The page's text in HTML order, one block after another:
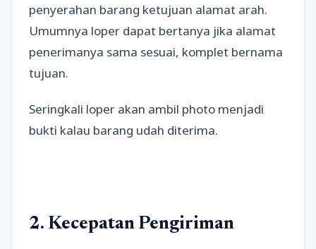
penyerahan barang ketujuan alamat arah.
Umumnya loper dapat bertanya jika alamat
penerimanya sama sesuai, komplet bernama
tujuan.
Seringkali loper akan ambil photo menjadi
bukti kalau barang udah diterima.
2. Kecepatan Pengiriman